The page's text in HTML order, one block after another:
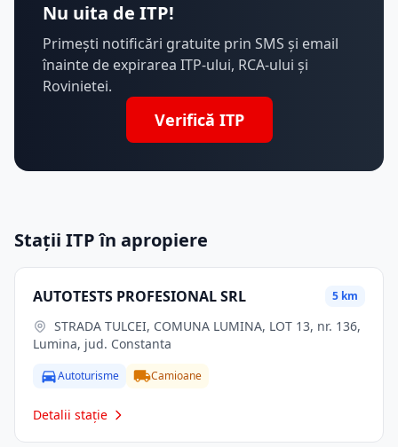
Nu uita de ITP!
Primești notificări gratuite prin SMS și email
înainte de expirarea ITP-ului, RCA-ului și
Rovinietei.
Verifică ITP
Stații ITP în apropiere
AUTOTESTS PROFESIONAL SRL 5 km
Lumina, jud. Constanta
Autoturisme Camioane
Detalii stație